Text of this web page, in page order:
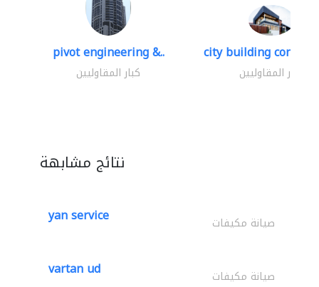
pivot engineering &..
كبار المقاوليين
city building
كبار المقاوليين
نتائج مشابهة
yan service صيانة مكيفات
vartan ud صيانة مكيفات